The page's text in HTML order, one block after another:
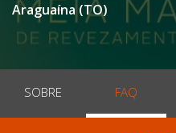
Araguaína (TO)
SOBRE FAQ